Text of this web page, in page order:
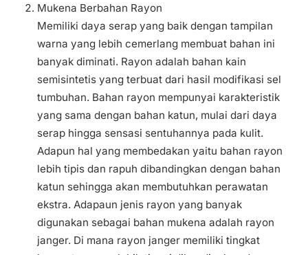
Mukena Berbahan Rayon
Memiliki daya serap yang baik dengan tampilan
warna yang lebih cemerlang membuat bahan ini
banyak diminati. Rayon adalah bahan kain
semisintetis yang terbuat dari hasil modifikasi sel
tumbuhan. Bahan rayon mempunyai karakteristik
yang sama dengan bahan katun, mulai dari daya
serap hingga sensasi sentuhannya pada kulit.
Adapun hal yang membedakan yaitu bahan rayon
lebih tipis dan rapuh dibandingkan dengan bahan
katun sehingga akan membutuhkan perawatan
ekstra. Adapaun jenis rayon yang banyak
digunakan sebagai bahan mukena adalah rayon
janger. Di mana rayon janger memiliki tingkat